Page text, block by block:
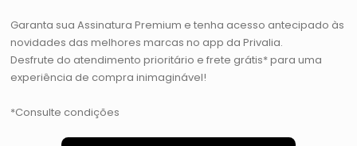
Garanta sua Assinatura Premium e tenha acesso antecipado às
novidades das melhores marcas no app da Privalia.
Desfrute do atendimento prioritário e frete grátis* para uma
experiência de compra inimaginável!
*Consulte condições